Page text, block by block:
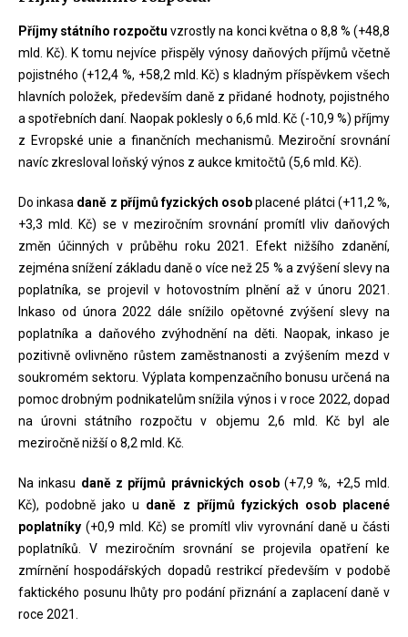
Příjmy státního rozpočtuvzrostly na konci května o 8,8 % (+48,8
mld. Kč). K tomu nejvíce přispěly výnosy daňových příjmů včetně
pojistného (+12,4 %, +58,2 mld. Kč) s kladným příspěvkem všech
hlavních položek, především daně z přidané hodnoty, pojistného
a spotřebních daní. Naopak poklesly o 6,6 mld. Kč (-10,9 %) příjmy
z Evropské unie a finančních mechanismů. Meziroční srovnání
navíc zkresloval loňský výnos z aukce kmitočtů (5,6 mld. Kč).
Do inkasa daně z příjmů fyzických osobplacené plátci (+11,2 %,
+3,3 mld. Kč) se v meziročním srovnání promítl vliv daňových
změn účinných v průběhu roku 2021. Efekt nižšího zdanění,
zejména snížení základu daně o více než 25 % a zvýšení slevy na
poplatníka, se projevil v hotovostním plnění až v únoru 2021.
Inkaso od února 2022 dále snížilo opětovné zvýšení slevy na
poplatníka a daňového zvýhodnění na děti. Naopak, inkaso je
pozitivně ovlivněno růstem zaměstnanosti a zvýšením mezd v
soukromém sektoru. Výplata kompenzačního bonusu určená na
pomoc drobným podnikatelům snížila výnos i v roce 2022, dopad
na úrovni státního rozpočtu v objemu 2,6 mld. Kč byl ale
meziročně nižší o 8,2 mld. Kč.
Na inkasu daně z příjmů právnických osob(+7,9 %, +2,5 mld.
Kč), podobně jako u daně z příjmů fyzických osob placené
poplatníky (+0,9 mld. Kč) se promítl vliv vyrovnání daně u části
poplatníků. V meziročním srovnání se projevila opatření ke
zmírnění hospodářských dopadů restrikcí především v podobě
faktického posunu lhůty pro podání přiznání a zaplacení daně v
roce 2021.